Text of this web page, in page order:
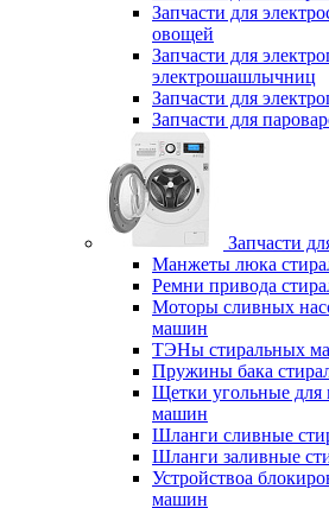
Запчасти для
овощей
Запчасти для
электрошашлычниц
Запчасти для
Запчасти для
Запчасти
Манжеты люка
Ремни привода
Моторы сливных
машин
ТЭНы стиральных
Пружины бака
Щетки угольные для
машин
Шланги сливные
Шланги заливные
Устройствоа
машин